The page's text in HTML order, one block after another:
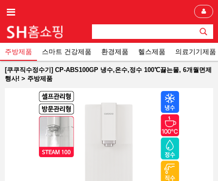
주방제품 스마트 건강제품 환경제품 헬스제품 의료기기제품
[쿠쿠직수정수기] CP-ABS100GP 냉수,온수,정수 100℃끓는물, 6개월면제
행사! > 주방제품